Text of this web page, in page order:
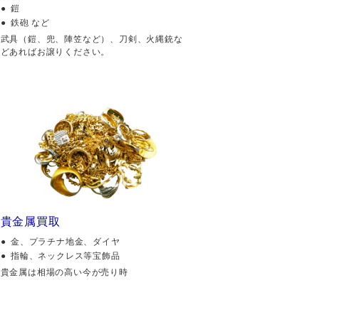
鎧
鉄砲 など
武具（鎧、兜、陣笠など）、刀剣、火縄銃な
どあればお譲りください。
貴金属買取
金、プラチナ地金、ダイヤ
指輪、ネックレス等宝飾品
貴金属は相場の高い今が売り時